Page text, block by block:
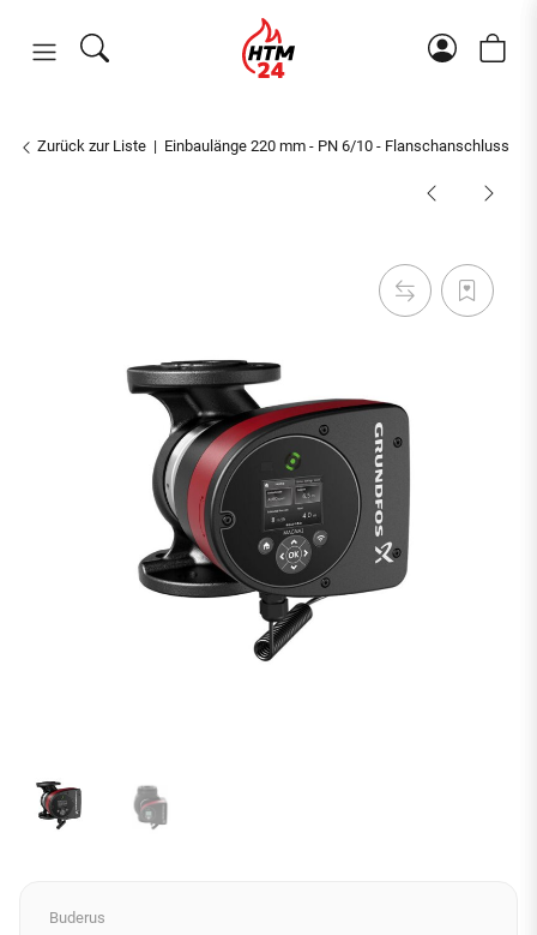
Zurück zur Liste Einbaulänge 220 mm - PN 6/10 - Flanschanschluss
Buderus